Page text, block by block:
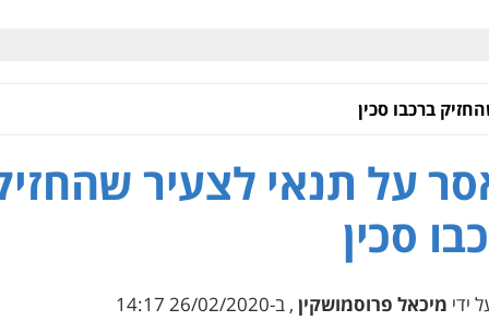
ברכבו סכין
על תנאי לצעיר
סכין
ידי מיכאל פרוסמושקין , ב-26/02/2020 14:17